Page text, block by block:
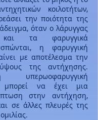
κοιλοτήτων,
την ποιότητα της
όταν ο λάρυγγας
και τα φαρυγγικά
η φαρυγγική
με αποτέλεσμα την
της αντήχησης.
μπορεί να έχει μια
στην αντήχηση,
σε άλλες πλευρές της